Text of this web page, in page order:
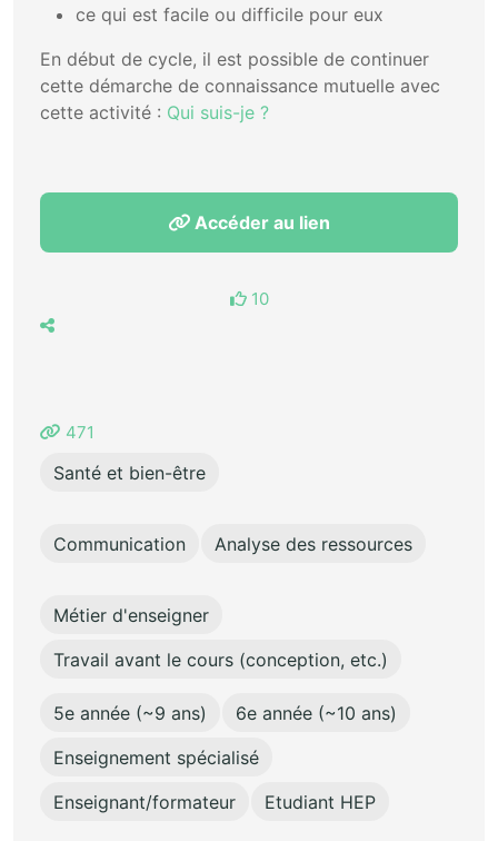
ce qui est facile ou difficile pour eux
En début de cycle, il est possible de continuer
cette démarche de connaissance mutuelle avec
cette activité : Qui suis-je ?
Accéder au lien
10
471
Santé et bien-être
Communication Analyse des ressources
Métier d'enseigner
Travail avant le cours (conception, etc.)
5e année (~9 ans)
6e année (~10 ans)
Enseignement spécialisé
Enseignant/formateur
Etudiant HEP